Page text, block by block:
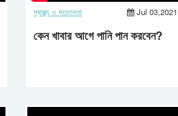
স্বাস্থ্য ও সচেতনতা Jul 03,2021
কেন খাবার আগে পানি পান করবেন?